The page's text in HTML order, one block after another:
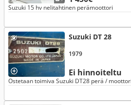
Suzuki 15 hv nelitahtinen perämoottori
Suzuki DT 28
Ei hinnoiteltu
1979
Ostetaan toimiva Suzuki DT28 perä /